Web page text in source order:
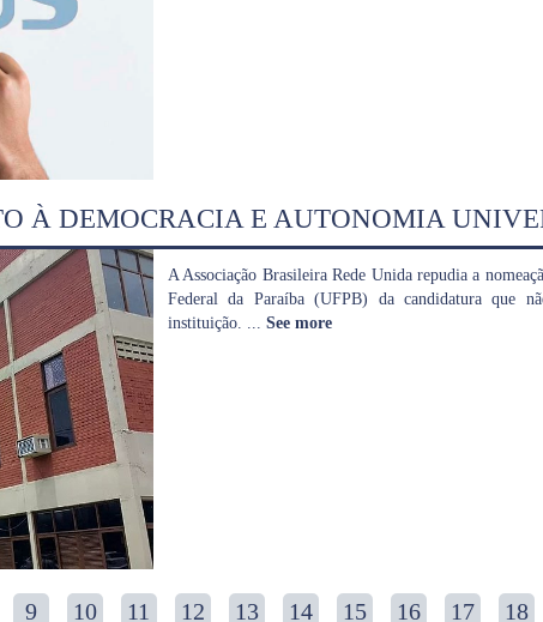
À DEMOCRACIA E AUTONOMIA
A Associação Brasileira Rede Unida repudia a
Federal da Paraíba (UFPB) da candidatura que
instituição.
See more
9 10 11 12 13 14 15 16 17 18